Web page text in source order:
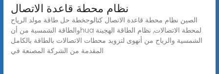
نظام محطة قاعدة الاتصال
الصين نظام محطة قاعدة الاتصال كتالوجخطة حل طاقة مولد الرياح
والطاقة الشمسية من أنhua لمحطة الاتصالات, نظام الطاقة الهجينة
الشمسية والرياح من أنهوى لتزويد محطات الاتصالات بالطاقة بالكامل
المقدمة من الشركة المصنعة في